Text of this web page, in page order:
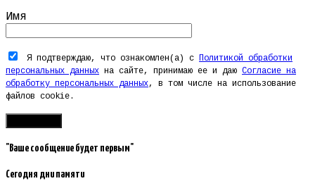
Имя
Я подтверждаю, что ознакомлен(а) с
Политикой обработки
персональных данных на сайте, принимаю ее и даю Согласие на
обработку персональных данных, в том числе на использование
файлов cookie.
"Ваше сообщение будет первым"
Сегодня дни памяти